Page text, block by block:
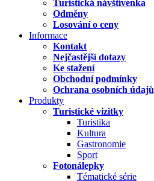
Turistická návštívenka
Odměny
Losování o ceny
Informace
Kontakt
Nejčastější dotazy
Ke stažení
Obchodní podmínky
Ochrana osobních údajů
Produkty
Turistické vizitky
Turistika
Kultura
Gastronomie
Sport
Fotonálepky
Tématické série